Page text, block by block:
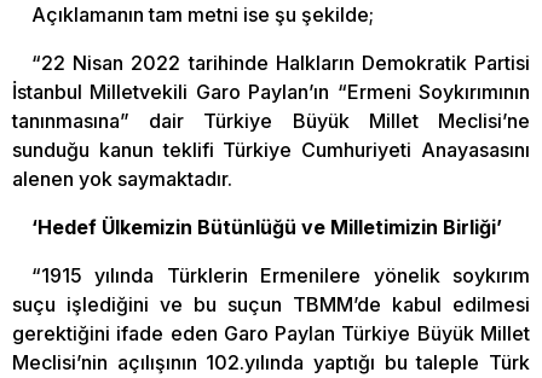
Açıklamanın tam metni ise şu şekilde;
“22 Nisan 2022 tarihinde Halkların Demokratik Partisi
İstanbul Milletvekili Garo Paylan’ın “Ermeni Soykırımının
tanınmasına” dair Türkiye Büyük Millet Meclisi’ne
sunduğu kanun teklifi Türkiye Cumhuriyeti Anayasasını
alenen yok saymaktadır.
‘Hedef Ülkemizin Bütünlüğü ve Milletimizin Birliği’
“1915 yılında Türklerin Ermenilere yönelik soykırım
suçu işlediğini ve bu suçun TBMM’de kabul edilmesi
gerektiğini ifade eden Garo Paylan Türkiye Büyük Millet
Meclisi’nin açılışının 102.yılında yaptığı bu taleple Türk